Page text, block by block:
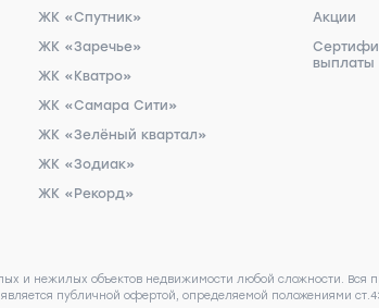
ЖК «Спутник»
ЖК «Заречье»
ЖК «Кватро»
ЖК «Самара Сити»
ЖК «Зелёный квартал»
ЖК «Зодиак»
ЖК «Рекорд»
Акции
выплаты
и нежилых объектов недвижимости любой сложности.
публичной офертой, определяемой положениями